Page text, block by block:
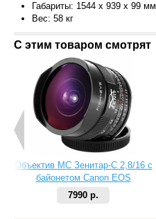
Габариты: 1544 x 939 x 99 мм
Вес: 58 кг
С этим товаром смотрят
Объектив МС Зенитар-C 2,8/16 с
байонетом Canon EOS
7990 р.